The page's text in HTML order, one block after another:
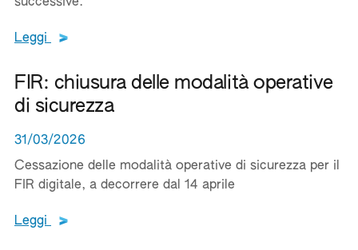
Leggi Leggi tutto il testo del documento
FIR: chiusura delle modalità operative
di sicurezza
31/03/2026
Cessazione delle modalità operative di sicurezza per il
FIR digitale, a decorrere dal 14 aprile
Leggi Leggi tutto il testo del documento